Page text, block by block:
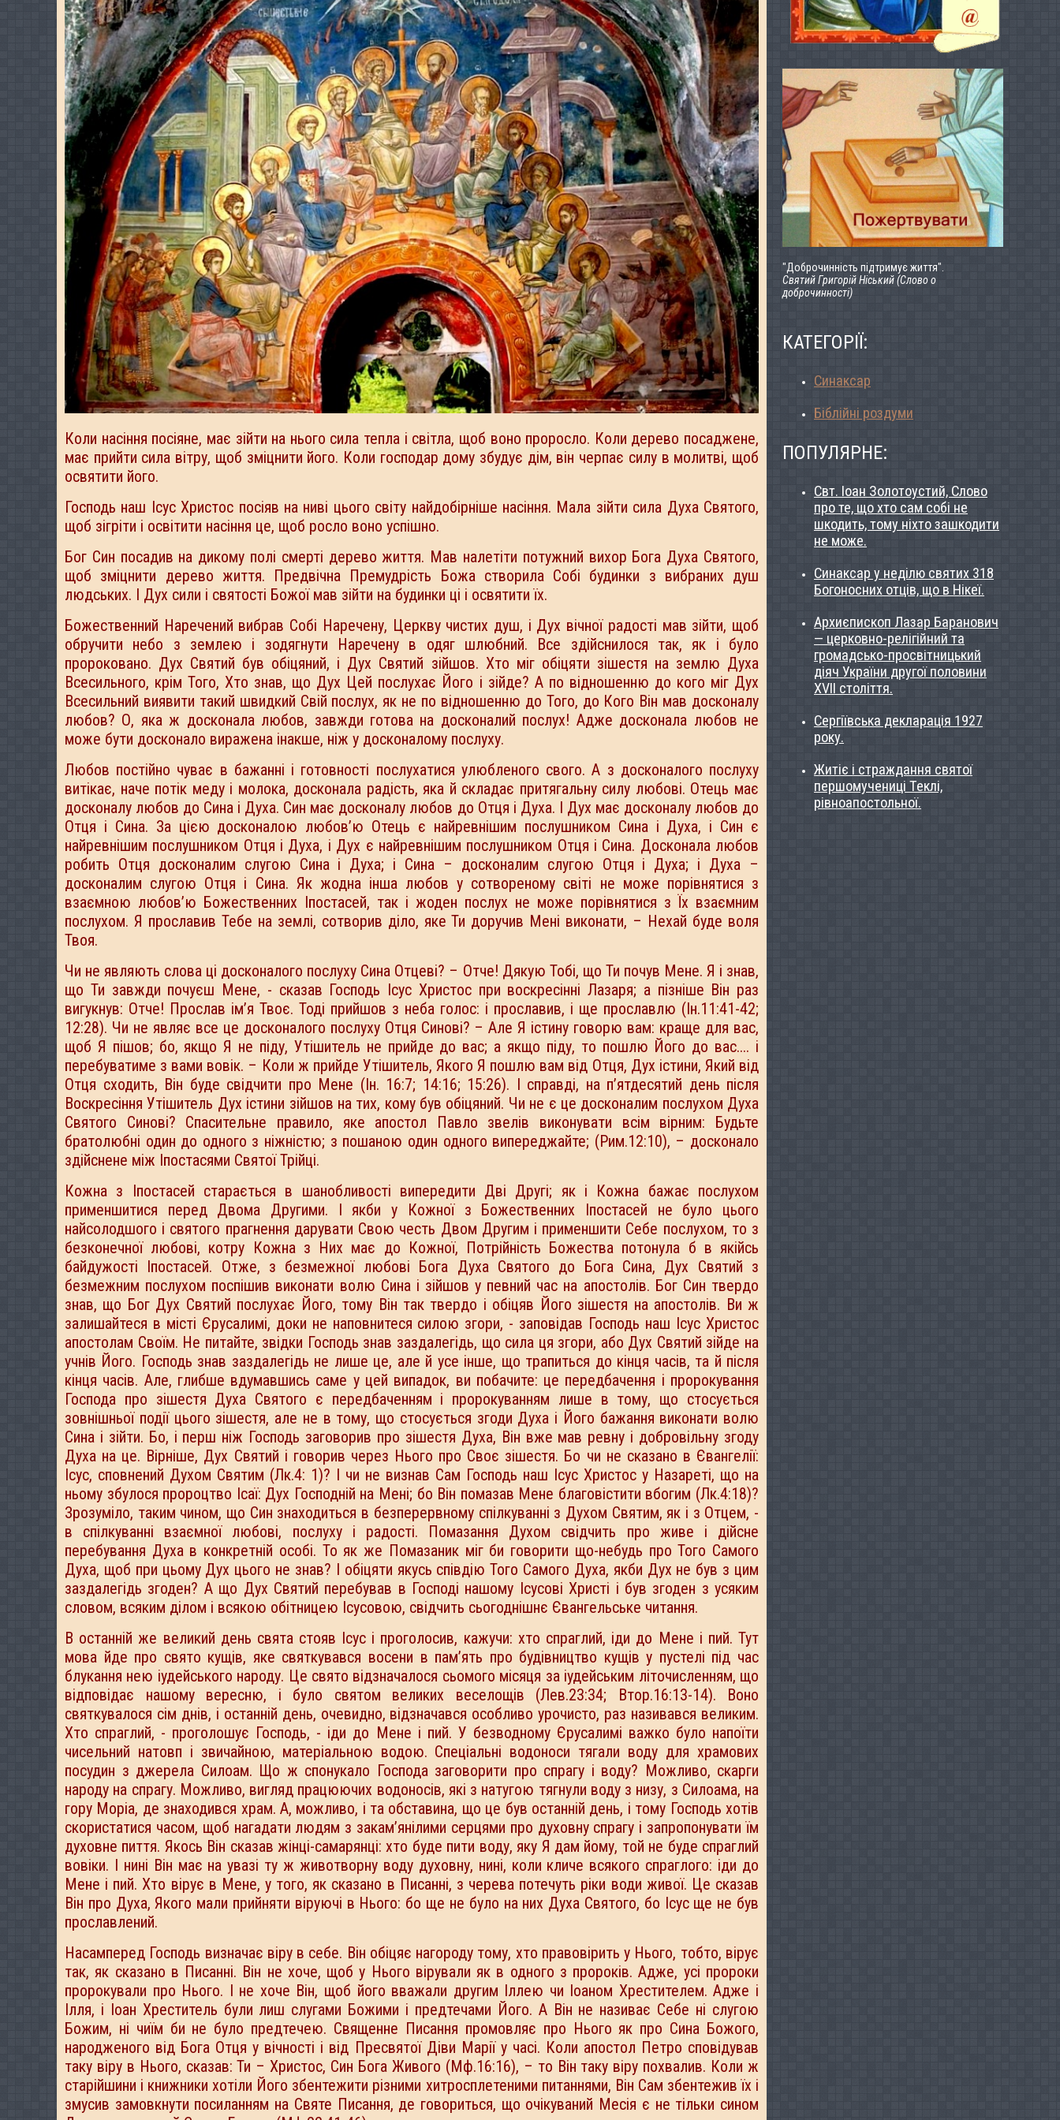
Коли насіння посіяне, має зійти на нього сила тепла і світла, щоб воно проросло. Коли дерево посаджене,
має прийти сила вітру, щоб зміцнити його. Коли господар дому збудує дім, він черпає силу в молитві, щоб
освятити його.
Господь наш Ісус Христос посіяв на ниві цього світу найдобірніше насіння. Мала зійти сила Духа Святого,
щоб зігріти і освітити насіння це, щоб росло воно успішно.
Бог Син посадив на дикому полі смерті дерево життя. Мав налетіти потужний вихор Бога Духа Святого,
щоб зміцнити дерево життя. Предвічна Премудрість Божа створила Собі будинки з вибраних душ
людських. І Дух сили і святості Божої мав зійти на будинки ці і освятити їх.
Божественний Наречений вибрав Собі Наречену, Церкву чистих душ, і Дух вічної радості мав зійти, щоб
обручити небо з землею і зодягнути Наречену в одяг шлюбний. Все здійснилося так, як і було
пророковано. Дух Святий був обіцяний, і Дух Святий зійшов. Хто міг обіцяти зішестя на землю Духа
Всесильного, крім Того, Хто знав, що Дух Цей послухає Його і зійде? А по відношенню до кого міг Дух
Всесильний виявити такий швидкий Свій послух, як не по відношенню до Того, до Кого Він мав досконалу
любов? О, яка ж досконала любов, завжди готова на досконалий послух! Адже досконала любов не
може бути досконало виражена інакше, ніж у досконалому послуху.
Любов постійно чуває в бажанні і готовності послухатися улюбленого свого. А з досконалого послуху
витікає, наче потік меду і молока, досконала радість, яка й складає притягальну силу любові. Отець має
досконалу любов до Сина і Духа. Син має досконалу любов до Отця і Духа. І Дух має досконалу любов до
Отця і Сина. За цією досконалою любов’ю Отець є найревнішим послушником Сина і Духа, і Син є
найревнішим послушником Отця і Духа, і Дух є найревнішим послушником Отця і Сина. Досконала любов
робить Отця досконалим слугою Сина і Духа; і Сина – досконалим слугою Отця і Духа; і Духа –
досконалим слугою Отця і Сина. Як жодна інша любов у сотвореному світі не може порівнятися з
взаємною любов’ю Божественних Іпостасей, так і жоден послух не може порівнятися з Їх взаємним
послухом. Я прославив Тебе на землі, сотворив діло, яке Ти доручив Мені виконати, – Нехай буде воля
Твоя.
Чи не являють слова ці досконалого послуху Сина Отцеві? – Отче! Дякую Тобі, що Ти почув Мене. Я і знав,
що Ти завжди почуєш Мене, - сказав Господь Ісус Христос при воскресінні Лазаря; а пізніше Він раз
вигукнув: Отче! Прослав ім’я Твоє. Тоді прийшов з неба голос: і прославив, і ще прославлю (Ін.11:41-42;
12:28). Чи не являє все це досконалого послуху Отця Синові? – Але Я істину говорю вам: краще для вас,
щоб Я пішов; бо, якщо Я не піду, Утішитель не прийде до вас; а якщо піду, то пошлю Його до вас.... і
перебуватиме з вами вовік. – Коли ж прийде Утішитель, Якого Я пошлю вам від Отця, Дух істини, Який від
Отця сходить, Він буде свідчити про Мене (Ін. 16:7; 14:16; 15:26). І справді, на п’ятдесятий день після
Воскресіння Утішитель Дух істини зійшов на тих, кому був обіцяний. Чи не є це досконалим послухом Духа
Святого Синові? Спасительне правило, яке апостол Павло звелів виконувати всім вірним: Будьте
братолюбні один до одного з ніжністю; з пошаною один одного випереджайте; (Рим.12:10), – досконало
здійснене між Іпостасями Святої Трійці.
Кожна з Іпостасей старається в шанобливості випередити Дві Другі; як і Кожна бажає послухом
применшитися перед Двома Другими. І якби у Кожної з Божественних Іпостасей не було цього
найсолодшого і святого прагнення дарувати Свою честь Двом Другим і применшити Себе послухом, то з
безконечної любові, котру Кожна з Них має до Кожної, Потрійність Божества потонула б в якійсь
байдужості Іпостасей. Отже, з безмежної любові Бога Духа Святого до Бога Сина, Дух Святий з
безмежним послухом поспішив виконати волю Сина і зійшов у певний час на апостолів. Бог Син твердо
знав, що Бог Дух Святий послухає Його, тому Він так твердо і обіцяв Його зішестя на апостолів. Ви ж
залишайтеся в місті Єрусалимі, доки не наповнитеся силою згори, - заповідав Господь наш Ісус Христос
апостолам Своїм. Не питайте, звідки Господь знав заздалегідь, що сила ця згори, або Дух Святий зійде на
учнів Його. Господь знав заздалегідь не лише це, але й усе інше, що трапиться до кінця часів, та й після
кінця часів. Але, глибше вдумавшись саме у цей випадок, ви побачите: це передбачення і пророкування
Господа про зішестя Духа Святого є передбаченням і пророкуванням лише в тому, що стосується
зовнішньої події цього зішестя, але не в тому, що стосується згоди Духа і Його бажання виконати волю
Сина і зійти. Бо, і перш ніж Господь заговорив про зішестя Духа, Він вже мав ревну і добровільну згоду
Духа на це. Вірніше, Дух Святий і говорив через Нього про Своє зішестя. Бо чи не сказано в Євангелії:
Ісус, сповнений Духом Святим (Лк.4: 1)? І чи не визнав Сам Господь наш Ісус Христос у Назареті, що на
ньому збулося пророцтво Ісаї: Дух Господній на Мені; бо Він помазав Мене благовістити вбогим (Лк.4:18)?
Зрозуміло, таким чином, що Син знаходиться в безперервному спілкуванні з Духом Святим, як і з Отцем, -
в спілкуванні взаємної любові, послуху і радості. Помазання Духом свідчить про живе і дійсне
перебування Духа в конкретній особі. То як же Помазаник міг би говорити що-небудь про Того Самого
Духа, щоб при цьому Дух цього не знав? І обіцяти якусь співдію Того Самого Духа, якби Дух не був з цим
заздалегідь згоден? А що Дух Святий перебував в Господі нашому Ісусові Христі і був згоден з усяким
словом, всяким ділом і всякою обітницею Ісусовою, свідчить сьогоднішнє Євангельське читання.
В останній же великий день свята стояв Ісус і проголосив, кажучи: хто спраглий, іди до Мене і пий. Тут
мова йде про свято кущів, яке святкувався восени в пам’ять про будівництво кущів у пустелі під час
блукання нею іудейського народу. Це свято відзначалося сьомого місяця за іудейським літочисленням, що
відповідає нашому вересню, і було святом великих веселощів (Лев.23:34; Втор.16:13-14). Воно
святкувалося сім днів, і останній день, очевидно, відзначався особливо урочисто, раз називався великим.
Хто спраглий, - проголошує Господь, - іди до Мене і пий. У безводному Єрусалимі важко було напоїти
чисельний натовп і звичайною, матеріальною водою. Спеціальні водоноси тягали воду для храмових
посудин з джерела Силоам. Що ж спонукало Господа заговорити про спрагу і воду? Можливо, скарги
народу на спрагу. Можливо, вигляд працюючих водоносів, які з натугою тягнули воду з низу, з Силоама, на
гору Моріа, де знаходився храм. А, можливо, і та обставина, що це був останній день, і тому Господь хотів
скористатися часом, щоб нагадати людям з закам’янілими серцями про духовну спрагу і запропонувати їм
духовне пиття. Якось Він сказав жінці-самарянці: хто буде пити воду, яку Я дам йому, той не буде спраглий
вовіки. І нині Він має на увазі ту ж животворну воду духовну, нині, коли кличе всякого спраглого: іди до
Мене і пий. Хто вірує в Мене, у того, як сказано в Писанні, з черева потечуть ріки води живої. Це сказав
Він про Духа, Якого мали прийняти віруючі в Нього: бо ще не було на них Духа Святого, бо Ісус ще не був
прославлений.
Насамперед Господь визначає віру в себе. Він обіцяє нагороду тому, хто правовірить у Нього, тобто, вірує
так, як сказано в Писанні. Він не хоче, щоб у Нього вірували як в одного з пророків. Адже, усі пророки
пророкували про Нього. І не хоче Він, щоб його вважали другим Іллею чи Іоаном Хрестителем. Адже і
Ілля, і Іоан Хреститель були лиш слугами Божими і предтечами Його. А Він не називає Себе ні слугою
Божим, ні чиїм би не було предтечею. Священне Писання промовляє про Нього як про Сина Божого,
народженого від Бога Отця у вічності і від Пресвятої Діви Марії у часі. Коли апостол Петро сповідував
таку віру в Нього, сказав: Ти – Христос, Син Бога Живого (Мф.16:16), – то Він таку віру похвалив. Коли ж
старійшини і книжники хотіли Його збентежити різними хитросплетеними питаннями, Він Сам збентежив їх і
змусив замовкнути посиланням на Святе Писання, де говориться, що очікуваний Месія є не тільки сином
"Доброчинність підтримує життя".
Святий Григорій Ніський (Слово о
доброчинності)
КАТЕГОРІЇ:
Синаксар
Біблійні роздуми
ПОПУЛЯРНЕ:
Свт. Іоан Золотоустий, Слово
про те, що хто сам собі не
шкодить, тому ніхто зашкодити
не може.
Синаксар у неділю святих 318
Богоносних отців, що в Нікеї.
Архиєпископ Лазар Баранович
— церковно-релігійний та
громадсько-просвітницький
діяч України другої половини
ХVІІ століття.
Сергіївська декларація 1927
року.
Житіє і страждання святої
першомучениці Теклі,
рівноапостольної.